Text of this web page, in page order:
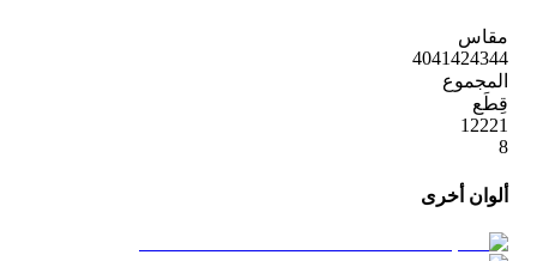
مقاس
4041424344
المجموع
قِطَع
12221
8
ألوان أخرى